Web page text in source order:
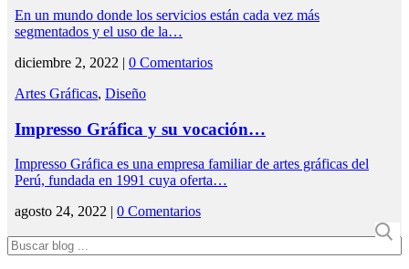
En un mundo donde los servicios están cada vez más
segmentados y el uso de la…
diciembre 2, 2022 | 0 Comentarios
Artes Gráficas, Diseño
Impresso Gráfica y su vocación…
Impresso Gráfica es una empresa familiar de artes gráficas del
Perú, fundada en 1991 cuya oferta…
agosto 24, 2022 | 0 Comentarios